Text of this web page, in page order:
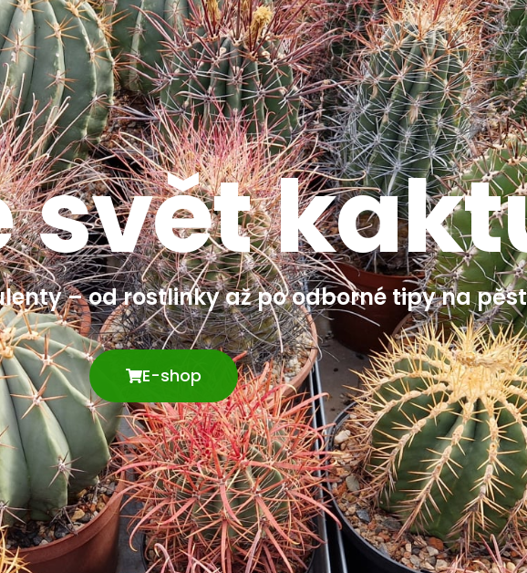
svět
– od rostlinky až po odborné tipy na
E-shop